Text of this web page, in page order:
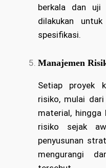
berkala dan uji
dilakukan
spesifikasi.
Manajemen
Setiap proyek
risiko, mulai
material, hingga
risiko sejak
penyusunan
mengurangi